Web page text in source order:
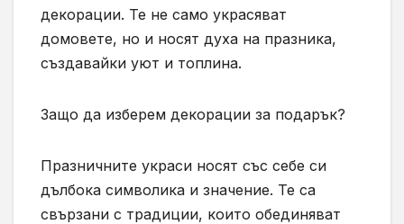
декорации. Те не само украсяват
домовете, но и носят духа на празника,
създавайки уют и топлина.
Защо да изберем декорации за подарък?
Празничните украси носят със себе си
дълбока символика и значение. Те са
свързани с традиции, които обединяват